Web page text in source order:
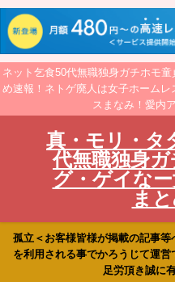
ネット乞食50代無職独身ガチホモ
め速報！ネトゲ廃人は女子ホーム
スまなみ！愛内
真・モリ・タ
代無職独身
グ・ゲイな
ま
孤立＜お客様皆様が掲載の記事
を利用される事でかろうじて運
足労頂き誠に